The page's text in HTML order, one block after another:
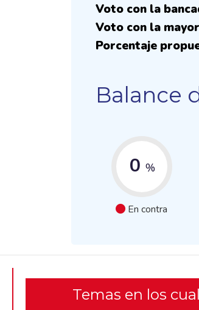
Voto con la
Voto con la
Porcentaje
Balance
0 %
En contra
Temas en los